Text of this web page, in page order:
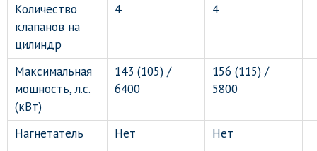
Количество
клапанов на
цилиндр
4 4
Максимальная
мощность, л.с.
(кВт)
143 (105) /
6400
156 (115) /
5800
Нагнетатель Нет
Нет